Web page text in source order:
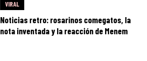
VIRAL
Noticias retro: rosarinos comegatos, la
nota inventada y la reacción de Menem